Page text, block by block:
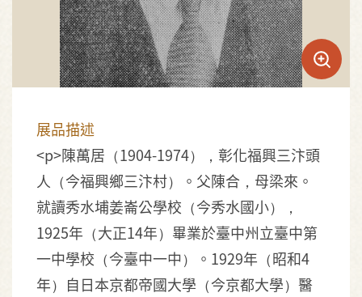
展品描述
<p>陳萬居（1904-1974），彰化福興三汴頭
人（今福興鄉三汴村）。父陳合，母梁來。
就讀秀水埔姜崙公學校（今秀水國小），
1925年（大正14年）畢業於臺中州立臺中第
一中學校（今臺中一中）。1929年（昭和4
年）自日本京都帝國大學（今京都大學）醫